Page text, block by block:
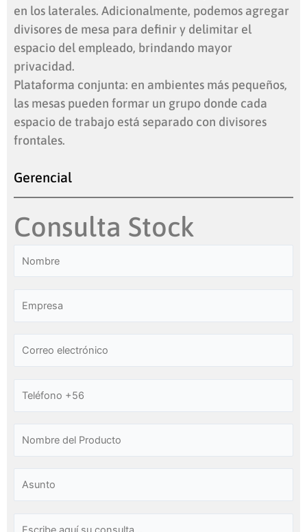
en los laterales. Adicionalmente, podemos agregar
divisores de mesa para definir y delimitar el
espacio del empleado, brindando mayor
privacidad.
Plataforma conjunta: en ambientes más pequeños,
las mesas pueden formar un grupo donde cada
espacio de trabajo está separado con divisores
frontales.
Gerencial
Consulta Stock